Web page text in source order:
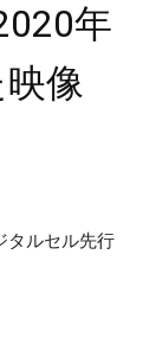
年
像
タルセル先行